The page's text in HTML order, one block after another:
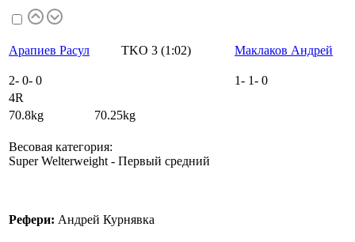
Арапиев Расул TKO 3 (1:02) Маклаков Андрей
2- 0- 0 1- 1- 0
4R
70.8kg 70.25kg
Весовая категория:
Super Welterweight - Первый средний
Рефери: Андрей Курнявка